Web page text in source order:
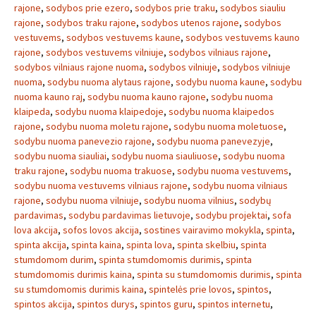
rajone, sodybos prie ezero, sodybos prie traku, sodybos siauliu
rajone, sodybos traku rajone, sodybos utenos rajone, sodybos
vestuvems, sodybos vestuvems kaune, sodybos vestuvems kauno
rajone, sodybos vestuvems vilniuje, sodybos vilniaus rajone,
sodybos vilniaus rajone nuoma, sodybos vilniuje, sodybos vilniuje
nuoma, sodybu nuoma alytaus rajone, sodybu nuoma kaune, sodybu
nuoma kauno raj, sodybu nuoma kauno rajone, sodybu nuoma
klaipeda, sodybu nuoma klaipedoje, sodybu nuoma klaipedos
rajone, sodybu nuoma moletu rajone, sodybu nuoma moletuose,
sodybu nuoma panevezio rajone, sodybu nuoma panevezyje,
sodybu nuoma siauliai, sodybu nuoma siauliuose, sodybu nuoma
traku rajone, sodybu nuoma trakuose, sodybu nuoma vestuvems,
sodybu nuoma vestuvems vilniaus rajone, sodybu nuoma vilniaus
rajone, sodybu nuoma vilniuje, sodybu nuoma vilnius, sodybų
pardavimas, sodybu pardavimas lietuvoje, sodybu projektai, sofa
lova akcija, sofos lovos akcija, sostines vairavimo mokykla, spinta,
spinta akcija, spinta kaina, spinta lova, spinta skelbiu, spinta
stumdomom durim, spinta stumdomomis durimis, spinta
stumdomomis durimis kaina, spinta su stumdomomis durimis, spinta
su stumdomomis durimis kaina, spintelės prie lovos, spintos,
spintos akcija, spintos durys, spintos guru, spintos internetu,